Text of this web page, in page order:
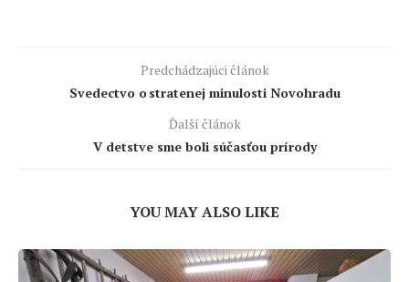
Predchádzajúci článok
Svedectvo o stratenej minulosti Novohradu
Ďalší článok
V detstve sme boli súčasťou prírody
YOU MAY ALSO LIKE